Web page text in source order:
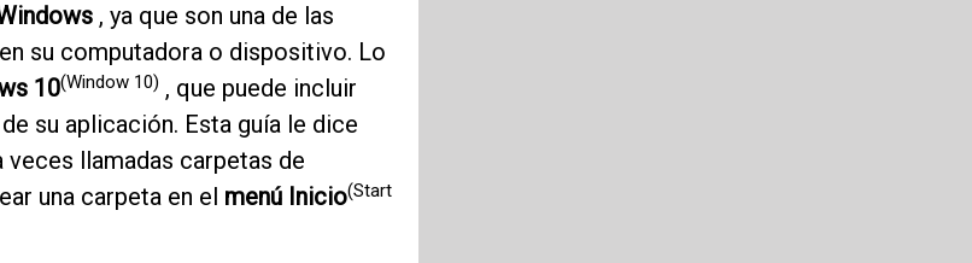
, ya que son una de las
su computadora o dispositivo. Lo
10(Window 10) , que puede incluir
su aplicación. Esta guía le dice
llamadas carpetas de
una carpeta en el menú Inicio(Start